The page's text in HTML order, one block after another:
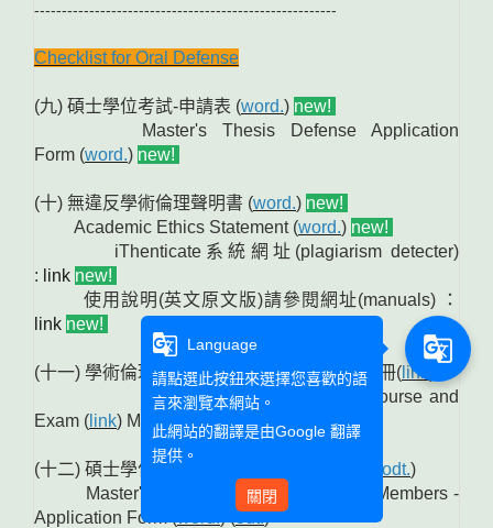
-------------------------------------------------------
Checklist for Oral Defense
(九) 碩士學位考試-申請表 (word.) new!
Master's Thesis Defense Application
Form (word.) new!
(十) 無違反學術倫理聲明書 (word.) new!
Academic Ethics Statement (word.) new!
iThenticate系統網址(plagiarism detecter)
: link new!
使用說明(英文原文版)請參閱網址(manuals) ：
link new!
(十一) 學術倫理教育課程及考試 (link) 操作手冊( link
Academic Research Ethics Course and
Exam ( link) Manuals (link)
(十二) 碩士學位考試委員名冊申請表 ( odt.)
Master's Thesis Defense Committee Members -
Application Form (
odt.)
g_translate
Language
請點選此按鈕來選擇您喜歡的語
言來瀏覽本網站。
此網站的翻譯是由Google 翻譯
提供。
關閉
g_translate